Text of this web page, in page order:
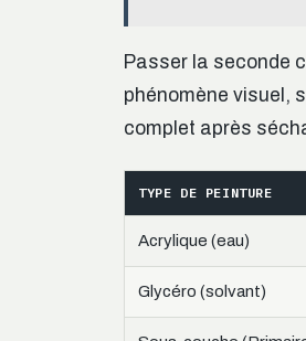
Passer la seconde
phénomène visuel,
complet après
TYPE DE PEINTURE
Acrylique (eau)
Glycéro (solvant)